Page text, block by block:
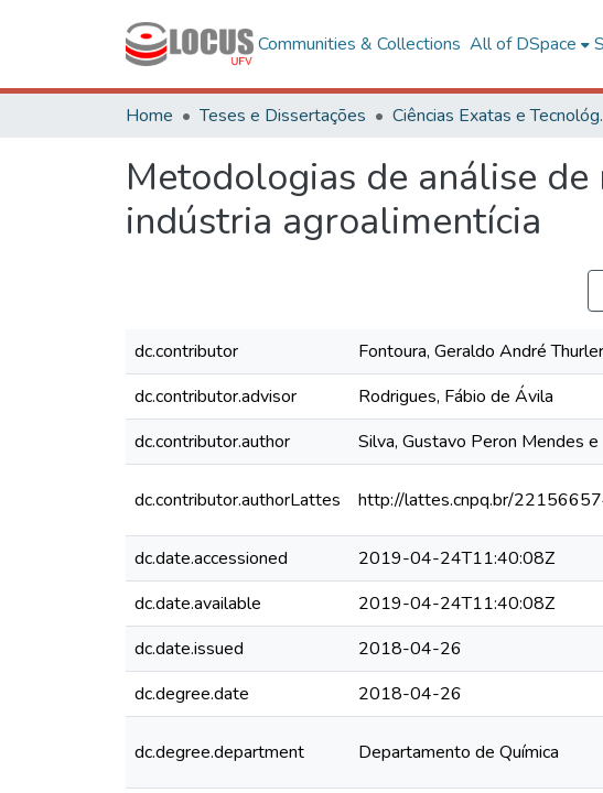
Communities & Collections All of DSpace
Home Teses e Dissertações
Metodologias de análise
indústria agroalimentícia
dc.contributor
Fontoura, Geraldo André Thurler
dc.contributor.advisor
Rodrigues, Fábio de Ávila
dc.contributor.author
Silva, Gustavo Peron Mendes e
dc.contributor.authorLattes http://lattes.cnpq.br/
dc.date.accessioned
2019-04-24T11:40:08Z
dc.date.available
2019-04-24T11:40:08Z
dc.date.issued
2018-04-26
dc.degree.date
2018-04-26
dc.degree.department Departamento de Química